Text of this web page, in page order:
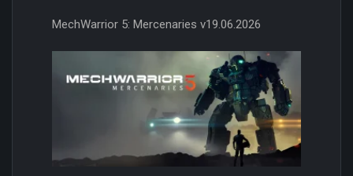
MechWarrior 5: Mercenaries v19.06.2026